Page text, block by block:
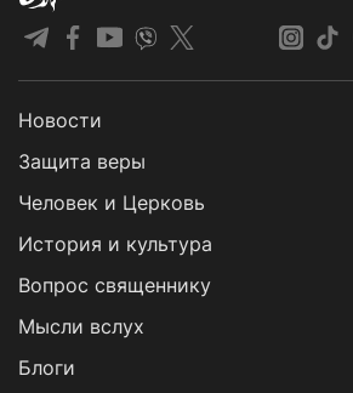
Новости
Защита веры
Человек и Церковь
История и культура
Вопрос священнику
Мысли вслух
Блоги